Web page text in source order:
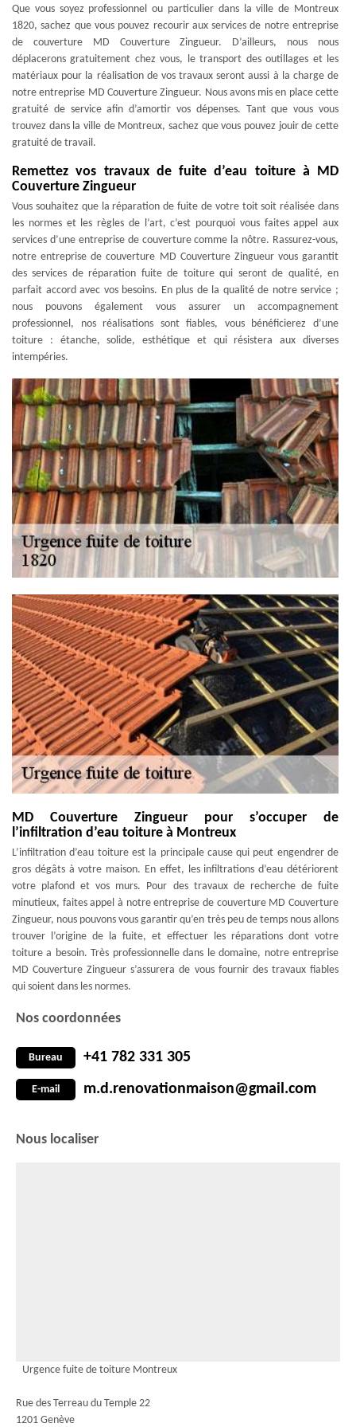
Que vous soyez professionnel ou particulier dans la ville de Montreux
1820, sachez que vous pouvez recourir aux services de notre entreprise
de couverture MD Couverture Zingueur. D’ailleurs, nous nous
déplacerons gratuitement chez vous, le transport des outillages et les
matériaux pour la réalisation de vos travaux seront aussi à la charge de
notre entreprise MD Couverture Zingueur. Nous avons mis en place cette
gratuité de service afin d’amortir vos dépenses. Tant que vous vous
trouvez dans la ville de Montreux, sachez que vous pouvez jouir de cette
gratuité de travail.
Remettez vos travaux de fuite d’eau toiture à MD
Couverture Zingueur
Vous souhaitez que la réparation de fuite de votre toit soit réalisée dans
les normes et les règles de l’art, c’est pourquoi vous faites appel aux
services d’une entreprise de couverture comme la nôtre. Rassurez-vous,
notre entreprise de couverture MD Couverture Zingueur vous garantit
des services de réparation fuite de toiture qui seront de qualité, en
parfait accord avec vos besoins. En plus de la qualité de notre service ;
nous pouvons également vous assurer un accompagnement
professionnel, nos réalisations sont fiables, vous bénéficierez d’une
toiture : étanche, solide, esthétique et qui résistera aux diverses
intempéries.
MD Couverture Zingueur pour s’occuper de
l’infiltration d’eau toiture à Montreux
L’infiltration d’eau toiture est la principale cause qui peut engendrer de
gros dégâts à votre maison. En effet, les infiltrations d’eau détériorent
votre plafond et vos murs. Pour des travaux de recherche de fuite
minutieux, faites appel à notre entreprise de couverture MD Couverture
Zingueur, nous pouvons vous garantir qu’en très peu de temps nous allons
trouver l’origine de la fuite, et effectuer les réparations dont votre
toiture a besoin. Très professionnelle dans le domaine, notre entreprise
MD Couverture Zingueur s’assurera de vous fournir des travaux fiables
qui soient dans les normes.
Nos coordonnées
Bureau +41 782 331 305
E-mail m.d.renovationmaison@gmail.com
Nous localiser
Urgence fuite de toiture Montreux
Rue des Terreau du Temple 22
1201 Genève